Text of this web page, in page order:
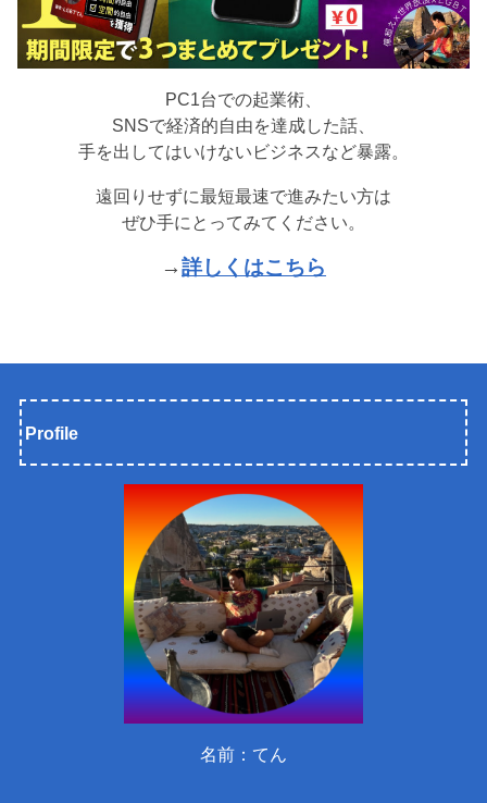
PC1台での起業術、
SNSで経済的自由を達成した話、
手を出してはいけないビジネスなど暴露。
遠回りせずに最短最速で進みたい方は
ぜひ手にとってみてください。
→詳しくはこちら
Profile
名前：てん